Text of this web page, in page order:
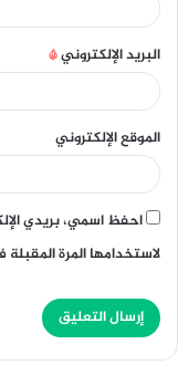
البريد الإلكتروني*
الموقع الإلكتروني
احفظ اسمي، بريدي
لاستخدامها المرة